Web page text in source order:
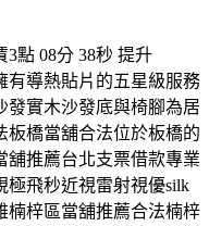
點 08分 38秒 提升
有導熱貼片的五星級服務
發實木沙發底與椅腳為居
板橋當舖合法位於板橋的
舖推薦台北支票借款專業
極飛秒近視雷射視優silk
楠梓區當舖推薦合法楠梓